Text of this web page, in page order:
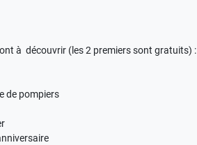
à découvrir (les 2 premiers sont gratuits) :
de pompiers